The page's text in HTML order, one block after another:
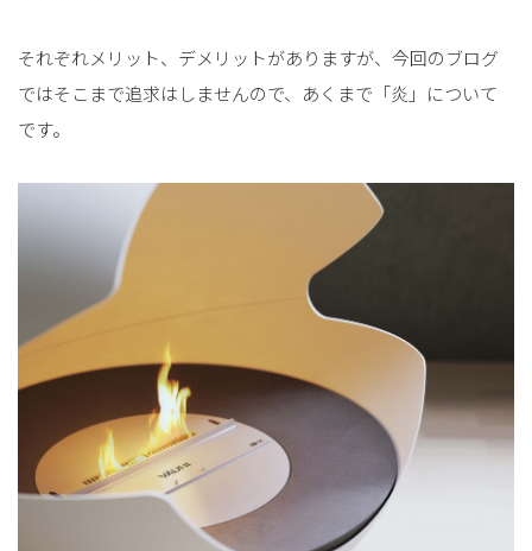
それぞれメリット、デメリットがありますが、今回のブログ
ではそこまで追求はしませんので、あくまで「炎」について
です。